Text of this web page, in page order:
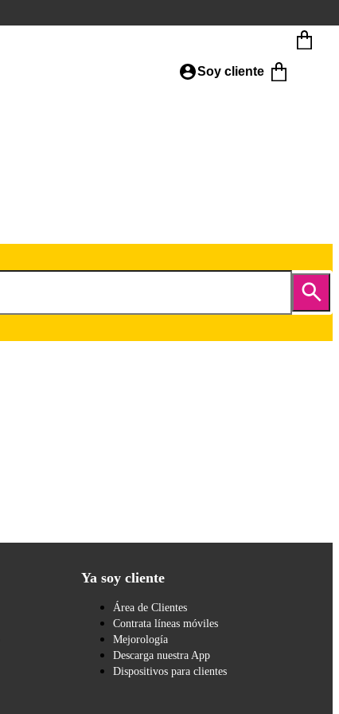
Soy cliente
Ya soy cliente
Área de Clientes
Contrata líneas móviles
Mejorología
Descarga nuestra App
Dispositivos para clientes